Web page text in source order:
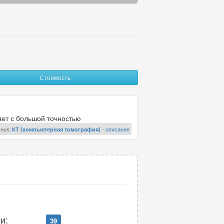
19
Стоимость
с большой точностью
КТ (компьютерная томография)- описание
39